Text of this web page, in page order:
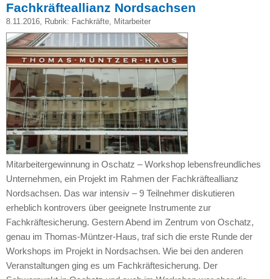
Fachkräfteallianz Nordsachsen
8.11.2016, Rubrik: Fachkräfte, Mitarbeiter
Mitarbeitergewinnung in Oschatz – Workshop lebensfreundliches
Unternehmen, ein Projekt im Rahmen der Fachkräfteallianz
Nordsachsen. Das war intensiv – 9 Teilnehmer diskutieren
erheblich kontrovers über geeignete Instrumente zur
Fachkräftesicherung. Gestern Abend im Zentrum von Oschatz,
genau im Thomas-Müntzer-Haus, traf sich die erste Runde der
Workshops im Projekt in Nordsachsen. Wie bei den anderen
Veranstaltungen ging es um Fachkräftesicherung. Der